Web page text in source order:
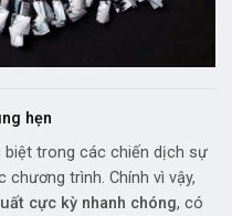
hẹn
biệt trong các chiến dịch sự
chương trình. Chính vì vậy,
cực kỳ nhanh chóng, có